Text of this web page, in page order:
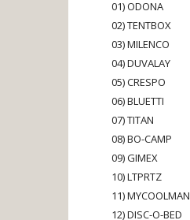
01) ODONA
02) TENTBOX
03) MILENCO
04) DUVALAY
05) CRESPO
06) BLUETTI
07) TITAN
08) BO-CAMP
09) GIMEX
10) LTPRTZ
11) MYCOOLMAN
12) DISC-O-BED